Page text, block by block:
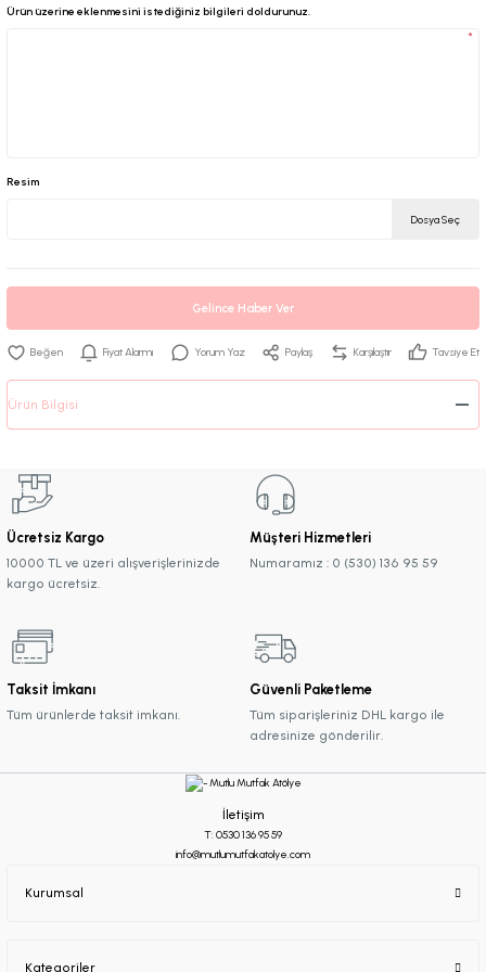
Ürün üzerine eklenmesini istediğiniz bilgileri doldurunuz.
*
Resim
Dosya Seç
Gelince Haber Ver
Fiyat Alarmı Yorum Yaz Paylaş Karşılaştır Tavsiye Et
Ürün Bilgisi
Ücretsiz Kargo
10000 TL ve üzeri alışverişlerinizde
kargo ücretsiz.
Müşteri Hizmetleri
Numaramız : 0 (530) 136 95 59
Taksit İmkanı
Tüm ürünlerde taksit imkanı.
Güvenli Paketleme
Tüm siparişleriniz DHL kargo ile
adresinize gönderilir.
İletişim
T: 0530 136 95 59
info@mutlumutfakatolye.com
Kurumsal
Kategoriler